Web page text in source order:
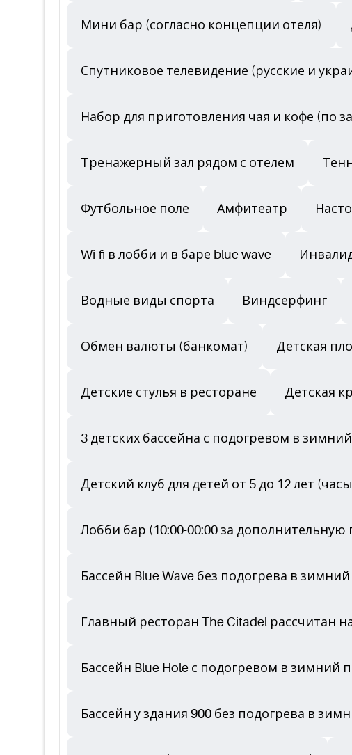
Мини бар (согласно концепции отеля)
Спутниковое телевидение (русские и
Набор для приготовления чая и кофе (по
Тренажерный зал рядом с отелем
Футбольное поле Амфитеатр
Wi-fi в лобби и в баре blue wave
Водные виды спорта Виндсерфинг
Обмен валюты (банкомат) Детская
Детские стулья в ресторане Детская
3 детских бассейна с подогревом в
Детский клуб для детей от 5 до 12 лет
Лобби бар (10:00-00:00 за дополнительную
Бассейн Blue Wave без подогрева в
Главный ресторан The Citadel рассчитан на
Бассейн Blue Hole с подогревом в зимний
Бассейн у здания 900 без подогрева в